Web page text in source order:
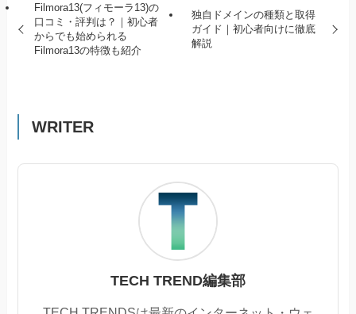
Filmora13(フィモーラ13)の
口コミ・評判は？｜初心者
からでも始められる
Filmora13の特徴も紹介
独自ドメインの種類と取得
ガイド｜初心者向けに徹底
解説
WRITER
TECH TREND編集部